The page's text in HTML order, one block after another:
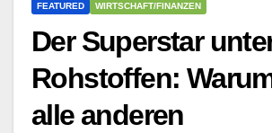
FEATURED WIRTSCHAFT/FINANZEN
Der Superstar
Rohstoffen:
alle anderen